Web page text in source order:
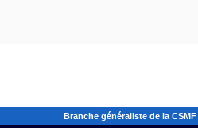
Branche généraliste de la CSMF